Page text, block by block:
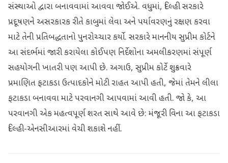
સંસ્થાઓ દ્વારા બનાવવામાં આવવા જોઈએ. વધુમાં, દિલ્હી સરકારે
પ્રદૂષણને અસરકારક રીતે કાબુમાં લેવા અને પર્યાવરણનું રક્ષણ કરવા
માટે તેની પ્રતિબદ્ધતાનો પુનરોચ્ચાર કર્યો. સરકારે માનનીય સુપ્રીમ કોર્ટને
આ સંદર્ભમાં જારી કરાયેલા કોઈપણ નિર્દેશોના અમલીકરણમાં સંપૂર્ણ
સહયોગની ખાતરી પણ આપી છે. અગાઉ, સુપ્રીમ કોર્ટે શુક્રવારે
પ્રમાણિત ફટાકડા ઉત્પાદકોને મોટી રાહત આપી હતી, જેમાં તેમને લીલા
ફટાકડા બનાવવા માટે પરવાનગી આપવામાં આવી હતી. જો કે, આ
પરવાનગી એક મહત્વપૂર્ણ શરત સાથે આવે છે: મંજૂરી વિના આ ફટાકડા
દિલ્હી-એનસીઆરમાં વેચી શકાશે નહીં.